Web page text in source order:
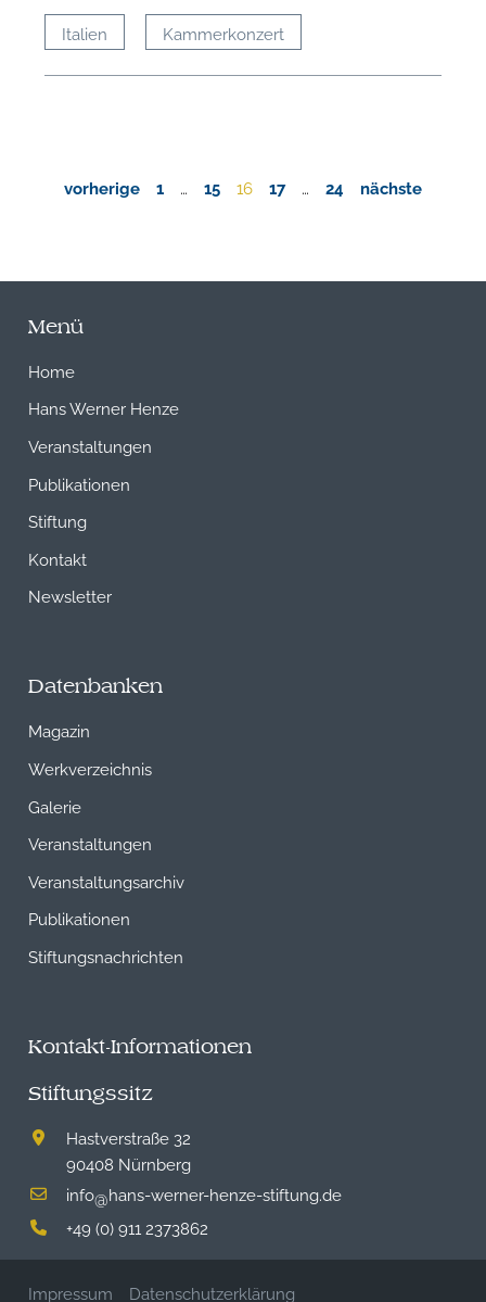
Italien Kammerkonzert
vorherige 1 15 16 17 24 nächste
Menü
Home
Hans Werner Henze
Veranstaltungen
Publikationen
Stiftung
Kontakt
Newsletter
Datenbanken
Magazin
Werkverzeichnis
Galerie
Veranstaltungen
Veranstaltungsarchiv
Publikationen
Stiftungsnachrichten
Kontakt-Informationen
Stiftungssitz
Hastverstraße 32
90408 Nürnberg
info@hans-werner-henze-stiftung.de
+49 (0) 911 2373862
Impressum Datenschutzerklärung